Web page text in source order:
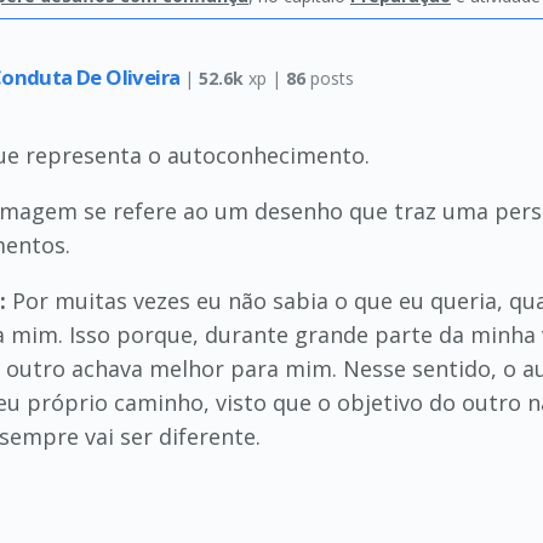
De Oliveira | 52.6k xp | 86posts
representa o autoconhecimento.
se refere ao um desenho que traz uma
Por muitas vezes eu não sabia o que eu queria,
mim. Isso porque, durante grande parte da minha
achava melhor para mim. Nesse sentido, o
próprio caminho, visto que o objetivo do outro
vai ser diferente.